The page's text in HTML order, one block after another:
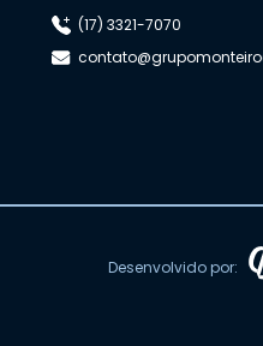
(17) 3321-7070
Desenvolvido por: